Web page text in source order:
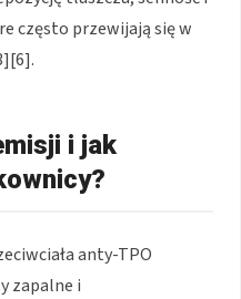
często przewijają się w
i jak
anty-TPO
zapalne i